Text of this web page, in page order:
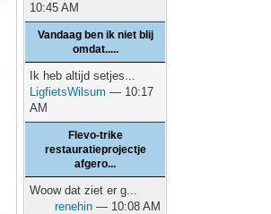
10:45 AM
Vandaag ben ik niet blij
omdat.....
Ik heb altijd setjes...
LigfietsWilsum — 10:17
AM
Flevo-trike
restauratieprojectje
afgero...
Woow dat ziet er g...
renehin — 10:08 AM